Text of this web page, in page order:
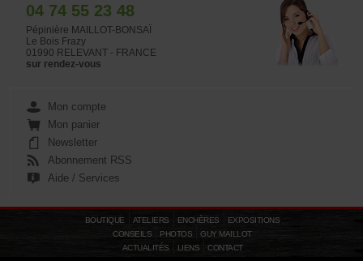
04 74 55 23 48
Pépinière MAILLOT-BONSAÏ
Le Bois Frazy
01990 RELEVANT - FRANCE
sur rendez-vous
Mon compte
Mon panier
Newsletter
Abonnement RSS
Aide / Services
BOUTIQUE ATELIERS ENCHÈRES
EXPOSITIONS
CONSEILS
PHOTOS
GUY MAILLOT
ACTUALITÉS
LIENS CONTACT